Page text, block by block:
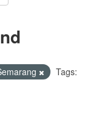
Tags: